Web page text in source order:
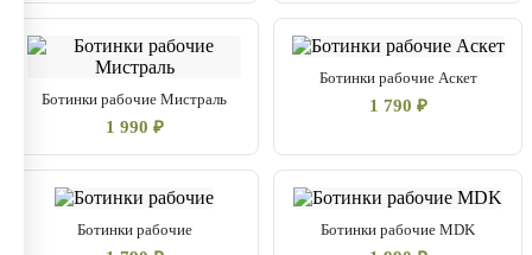
Ботинки рабочие Мистраль
1 990 ₽
Ботинки рабочие Аскет
1 790 ₽
Ботинки рабочие Ботинки рабочие MDK